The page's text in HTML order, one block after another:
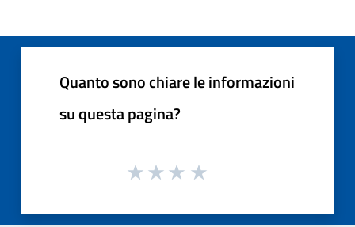
Quanto sono chiare le informazioni
su questa pagina?